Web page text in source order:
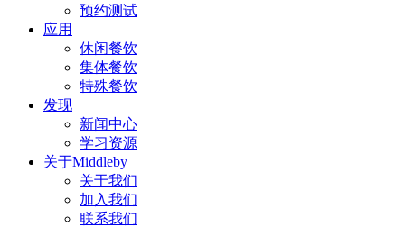
预约测试
应用
休闲餐饮
集体餐饮
特殊餐饮
发现
新闻中心
学习资源
关于Middleby
关于我们
加入我们
联系我们